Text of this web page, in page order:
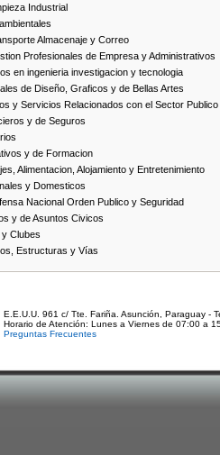
Industrial
Almacenaje y Correo
Profesionales de Empresa y Administrativos
en ingenieria investigacion y tecnologia
de Diseño, Graficos y de Bellas Artes
y Servicios Relacionados con el Sector Publico
y de Seguros
y de Formacion
Alimentacion, Alojamiento y Entretenimiento
y Domesticos
Nacional Orden Publico y Seguridad
y de Asuntos Civicos
Clubes
Estructuras y Vías
E.E.U.U. 961 c/ Tte. Fariña. Asunción, Paraguay -
Horario de Atención: Lunes a Viernes de 07:00 a
Preguntas Frecuentes